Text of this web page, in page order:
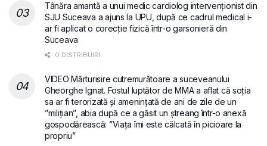
Tânăra amantă a unui medic cardiolog intervenționist din
SJU Suceava a ajuns la UPU, după ce cadrul medical i-
ar fi aplicat o corecție fizică într-o garsonieră din
Suceava
0 DISTRIBUIRI
VIDEO Mărturisire cutremurătoare a suceveanului
Gheorghe Ignat. Fostul luptător de MMA a aflat că soția
sa ar fi terorizată și amenințată de ani de zile de un
”milițian”, abia după ce a găsit un ștreang într-o anexă
gospodărească: ”Viața îmi este călcată în picioare la
propriu”